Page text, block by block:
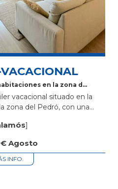
en la zona del
vacacional situado en la
zona del Pedró, con una
dispone de 3...
]
Agosto
INFO.